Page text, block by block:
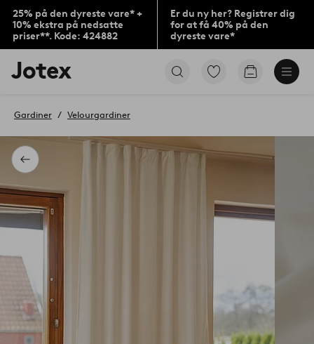
25% på den dyreste vare* +
10% ekstra på nedsatte
priser**. Kode: 424882
Er du ny her? Registrer dig
for at få 40% på den
dyreste vare*
Jotex
logo
til
Gå
Gå
Tilbage
Gardiner Velourgardiner